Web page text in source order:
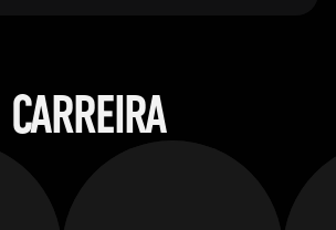
CARREIRA